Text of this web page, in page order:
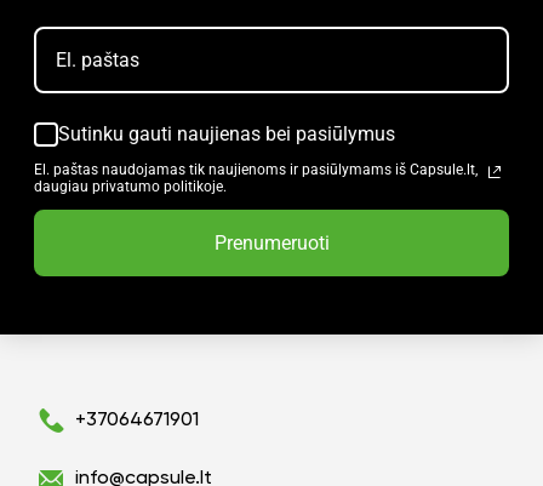
Sutinku gauti naujienas bei pasiūlymus
El. paštas naudojamas tik naujienoms ir pasiūlymams iš Capsule.lt,
daugiau privatumo politikoje.
Prenumeruoti
+37064671901
info@capsule.lt